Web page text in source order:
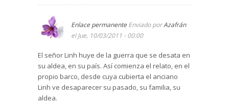
tierra, que ama y lleva en lo más profundo de su
ser”.
gente, multitudes que van y vienen, que corren
todo el día pero no se miran a la cara, o que
esperan en silencio, dócilmente, a que les digan
a dónde ir... pasando mucho frío... “el anciano no
entiende sus palabras, pero sí sus gestos” (11)...
Cuántas veces los gestos son vehículo de
comunicación: una sonrisa, el tono de la voz, una
mirada expresiva...un gesto de acogida, de
cariño, de amabilidad...
Enlace permanente Enviado porAzafrán
el Jue, 10/03/2011 - 00:00
El señor Linh huye de la guerra que se desata en
su aldea, en su país. Así comienza el relato, en el
propio barco, desde cuya cubierta el anciano
Linh ve desaparecer su pasado, su familia, su
aldea.